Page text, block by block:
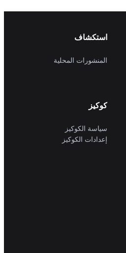
استكشاف
المنشورات المحلية
كوكيز
سياسة الكوكيز
إعدادات الكوكيز